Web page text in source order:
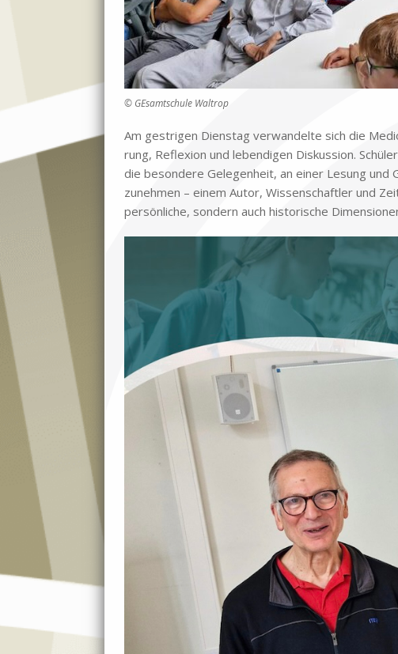
© GEsamtschule Waltrop
Am gest­ri­gen Diens­tag ver­wan­del­te sich die
rung, Re­fle­xi­on und le­ben­di­gen Dis­kus­si­on.
die be­son­de­re Ge­le­gen­heit, an ei­ner Le­sung
zu­neh­men – ei­nem Au­tor, Wis­sen­schaft­ler und
per­sön­li­che, son­dern auch hi­sto­ri­sche